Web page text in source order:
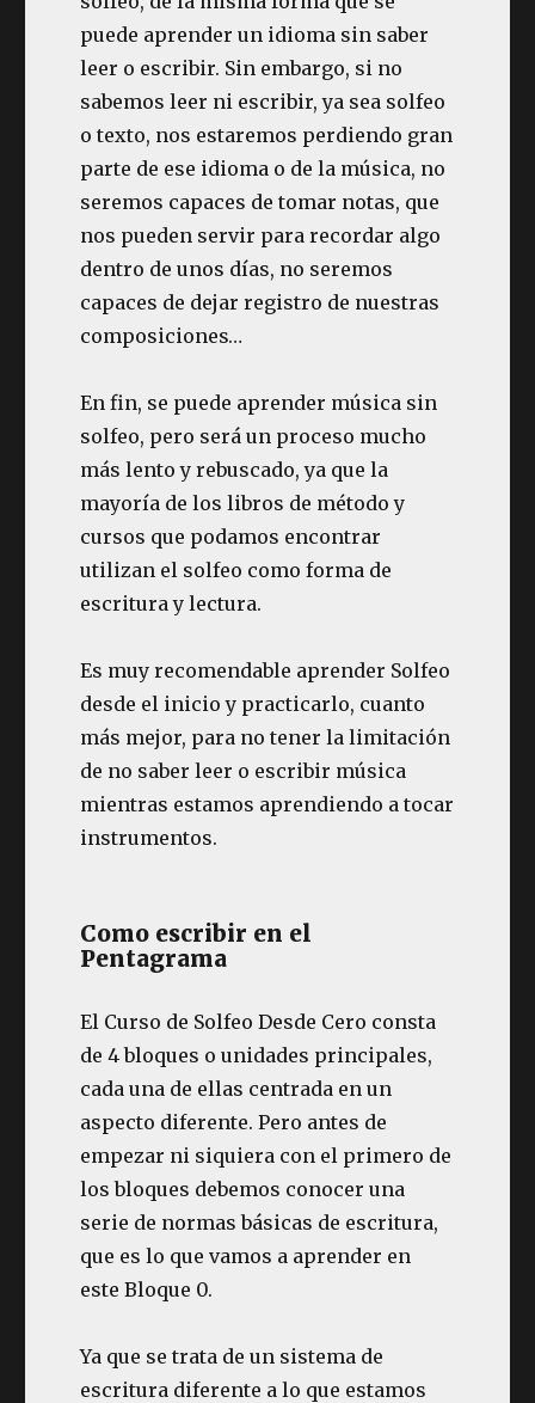
puede aprender un idioma sin saber
leer o escribir. Sin embargo, si no
sabemos leer ni escribir, ya sea solfeo
o texto, nos estaremos perdiendo gran
parte de ese idioma o de la música, no
seremos capaces de tomar notas, que
nos pueden servir para recordar algo
dentro de unos días, no seremos
capaces de dejar registro de nuestras
composiciones…
En fin, se puede aprender música sin
solfeo, pero será un proceso mucho
más lento y rebuscado, ya que la
mayoría de los libros de método y
cursos que podamos encontrar
utilizan el solfeo como forma de
escritura y lectura.
Es muy recomendable aprender Solfeo
desde el inicio y practicarlo, cuanto
más mejor, para no tener la limitación
de no saber leer o escribir música
mientras estamos aprendiendo a tocar
instrumentos.
Como escribir en el
Pentagrama
El Curso de Solfeo Desde Cero consta
de 4 bloques o unidades principales,
cada una de ellas centrada en un
aspecto diferente. Pero antes de
empezar ni siquiera con el primero de
los bloques debemos conocer una
serie de normas básicas de escritura,
que es lo que vamos a aprender en
este Bloque 0.
Ya que se trata de un sistema de
escritura diferente a lo que estamos